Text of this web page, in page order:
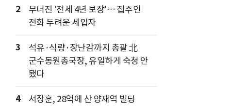
2
무너진 '전세 4년 보장'… 집주인
전화 두려운 세입자
3
석유·식량·장난감까지 총괄 北
군수동원총국장, 유일하게 숙청 안
됐다
4
서장훈, 28억에 산 양재역 빌딩